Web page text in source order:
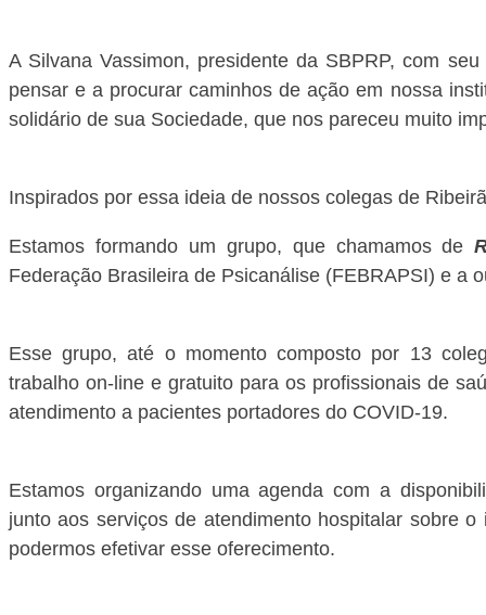
A Silvana Vassimon, presidente da SBPRP, com
pensar e a procurar caminhos de ação em nossa
solidário de sua Sociedade, que nos pareceu muito
Inspirados por essa ideia de nossos colegas de
Estamos formando um grupo, que chamamos de
Federação Brasileira de Psicanálise (FEBRAPSI) e a
Esse grupo, até o momento composto por 13
trabalho on-line e gratuito para os profissionais de
atendimento a pacientes portadores do COVID-19.
Estamos organizando uma agenda com a
junto aos serviços de atendimento hospitalar sobre
podermos efetivar esse oferecimento.